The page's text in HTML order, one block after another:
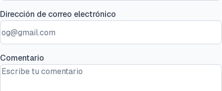
Dirección de correo electrónico
Comentario